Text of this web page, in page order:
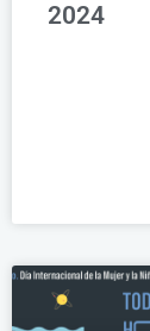
2024